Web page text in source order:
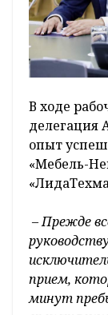
В ходе
делегация
опыт
«Мебель-
– Прежде
прием,
минут